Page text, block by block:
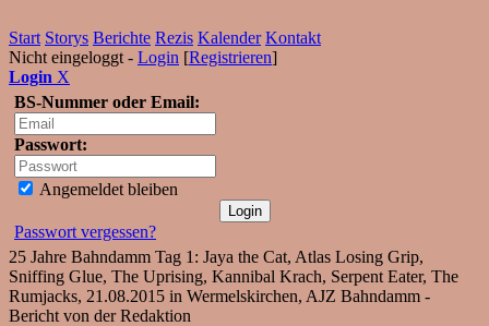
Start Storys Berichte Rezis Kalender Kontakt
Nicht eingeloggt - Login [Registrieren]
Login X
BS-Nummer oder Email:
Passwort:
Angemeldet bleiben
Passwort vergessen?
25 Jahre Bahndamm Tag 1: Jaya the Cat, Atlas Losing Grip,
Sniffing Glue, The Uprising, Kannibal Krach, Serpent Eater, The
Rumjacks, 21.08.2015 in Wermelskirchen, AJZ Bahndamm -
Bericht von der Redaktion